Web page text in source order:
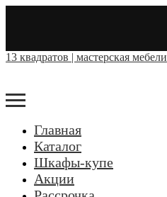
13 квадратов | мастерская мебели
Главная
Каталог
Шкафы-купе
Акции